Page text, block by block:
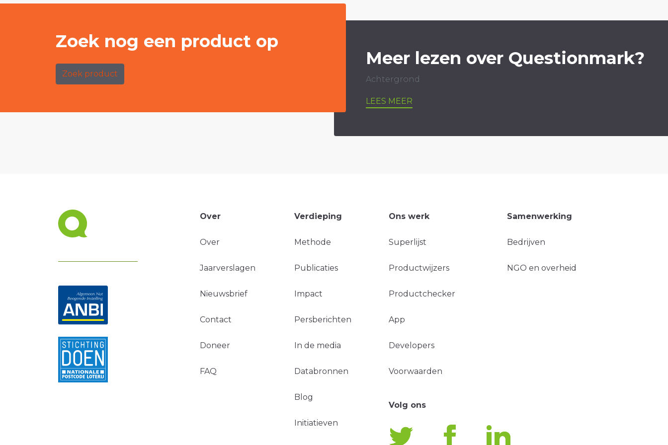
Zoek nog een product op
Zoek product
Meer lezen over Questionmark?
Achtergrond
LEES MEER
Over
Over
Jaarverslagen
Nieuwsbrief
Contact
Doneer
FAQ
Verdieping
Methode
Publicaties
Impact
Persberichten
In de media
Databronnen
Blog
Initiatieven
Ons werk
Superlijst
Productwijzers
Productchecker
App
Developers
Voorwaarden
Samenwerking
Bedrijven
NGO en overheid
Volg ons